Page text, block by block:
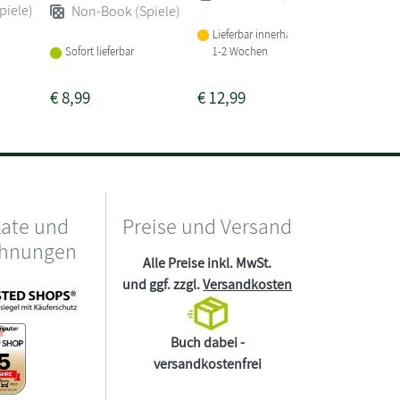
Non-Book (Spiele)
Sofort lieferbar
€8,99
Lieferbar innerhalb von
1-2 Wochen
€12,99
und
Preise und Versand
Alle Preise inkl. MwSt.
und ggf. zzgl.Versandkosten
Buch dabei -
versandkostenfrei